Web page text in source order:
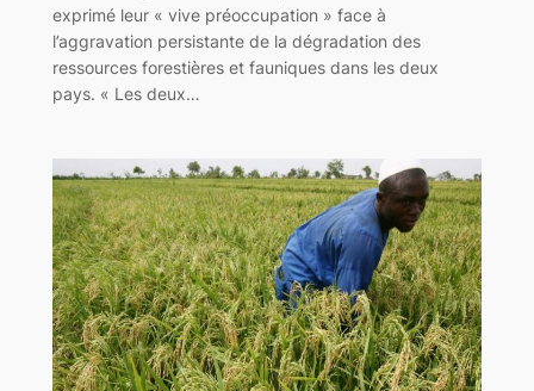
exprimé leur « vive préoccupation » face à
l’aggravation persistante de la dégradation des
ressources forestières et fauniques dans les deux
pays. « Les deux…